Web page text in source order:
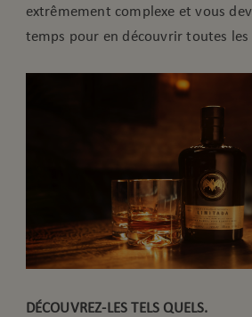
extrêmement complexe et vous
temps pour en découvrir toutes les
DÉCOUVREZ-LES TELS QUELS.